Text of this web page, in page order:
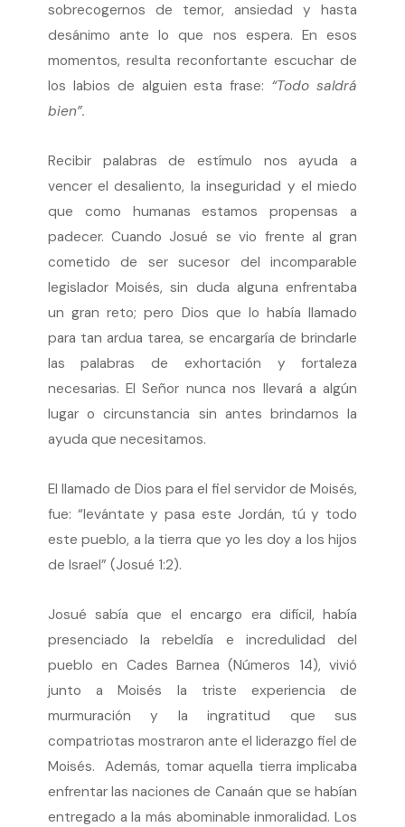
sobrecogernos de temor, ansiedad y hasta
desánimo ante lo que nos espera. En esos
momentos, resulta reconfortante escuchar de
los labios de alguien esta frase: “Todo saldrá
bien”.
Recibir palabras de estímulo nos ayuda a
vencer el desaliento, la inseguridad y el miedo
que como humanas estamos propensas a
padecer. Cuando Josué se vio frente al gran
cometido de ser sucesor del incomparable
legislador Moisés, sin duda alguna enfrentaba
un gran reto; pero Dios que lo había llamado
para tan ardua tarea, se encargaría de brindarle
las palabras de exhortación y fortaleza
necesarias. El Señor nunca nos llevará a algún
lugar o circunstancia sin antes brindarnos la
ayuda que necesitamos.
El llamado de Dios para el fiel servidor de Moisés,
fue: “levántate y pasa este Jordán, tú y todo
este pueblo, a la tierra que yo les doy a los hijos
de Israel” (Josué 1:2).
Josué sabía que el encargo era difícil, había
presenciado la rebeldía e incredulidad del
pueblo en Cades Barnea (Números 14), vivió
junto a Moisés la triste experiencia de
murmuración y la ingratitud que sus
compatriotas mostraron ante el liderazgo fiel de
Moisés. Además, tomar aquella tierra implicaba
enfrentar las naciones de Canaán que se habían
entregado a la más abominable inmoralidad. Los